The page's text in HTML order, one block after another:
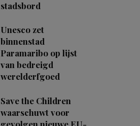
stadsbord
Unesco zet
binnenstad
Paramaribo op lijst
van bedreigd
werelderfgoed
Save the Children
waarschuwt voor